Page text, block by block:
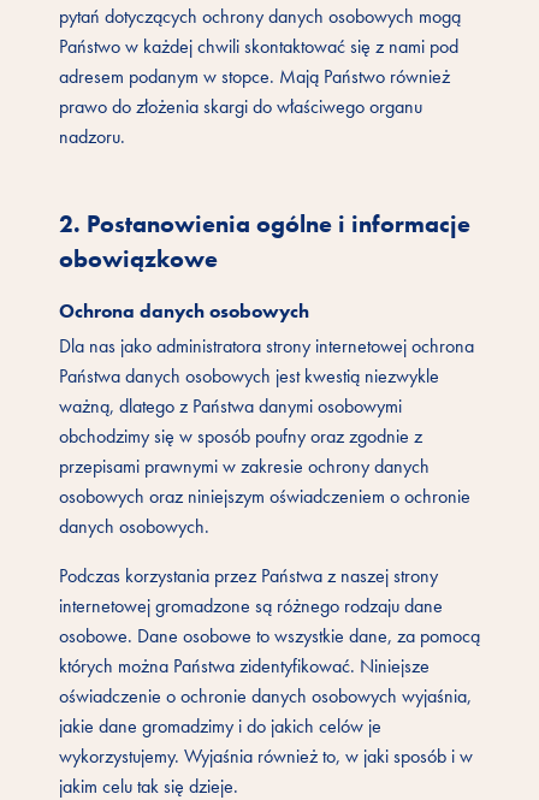
pytań dotyczących ochrony danych osobowych mogą
Państwo w każdej chwili skontaktować się z nami pod
adresem podanym w stopce. Mają Państwo również
prawo do złożenia skargi do właściwego organu
nadzoru.
2. Postanowienia ogólne i informacje
obowiązkowe
Ochrona danych osobowych
Dla nas jako administratora strony internetowej ochrona
Państwa danych osobowych jest kwestią niezwykle
ważną, dlatego z Państwa danymi osobowymi
obchodzimy się w sposób poufny oraz zgodnie z
przepisami prawnymi w zakresie ochrony danych
osobowych oraz niniejszym oświadczeniem o ochronie
danych osobowych.
Podczas korzystania przez Państwa z naszej strony
internetowej gromadzone są różnego rodzaju dane
osobowe. Dane osobowe to wszystkie dane, za pomocą
których można Państwa zidentyfikować. Niniejsze
oświadczenie o ochronie danych osobowych wyjaśnia,
jakie dane gromadzimy i do jakich celów je
wykorzystujemy. Wyjaśnia również to, w jaki sposób i w
jakim celu tak się dzieje.